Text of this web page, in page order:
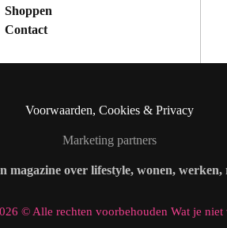
Shoppen
Contact
Voorwaarden, Cookies & Privacy
Marketing partners
magazine over lifestyle, wonen, werken,
© Alle rechten voorbehouden Wat je niet